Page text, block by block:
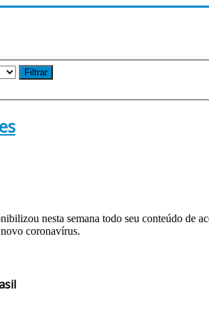
Filtrar
nesta semana todo seu conteúdo de
coronavírus.